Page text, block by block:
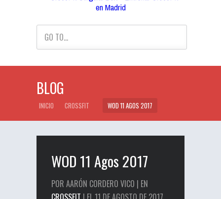
GO TO...
BLOG
INICIO CROSSFIT WOD 11 AGOS 2017
WOD 11 Agos 2017
POR AARÓN CORDERO VICO | EN